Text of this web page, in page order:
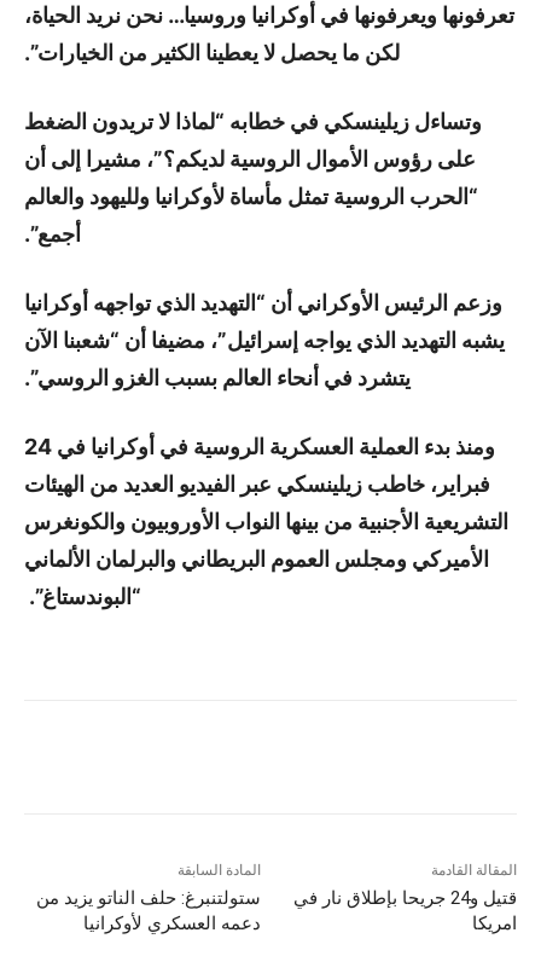
تعرفونها ويعرفونها في أوكرانيا وروسيا… نحن نريد الحياة،
لكن ما يحصل لا يعطينا الكثير من الخيارات”.
وتساءل زيلينسكي في خطابه “لماذا لا تريدون الضغط
على رؤوس الأموال الروسية لديكم؟”، مشيرا إلى أن
“الحرب الروسية تمثل مأساة لأوكرانيا ولليهود والعالم
أجمع”.
وزعم الرئيس الأوكراني أن “التهديد الذي تواجهه أوكرانيا
يشبه التهديد الذي يواجه إسرائيل”، مضيفا أن “شعبنا الآن
يتشرد في أنحاء العالم بسبب الغزو الروسي”.
ومنذ بدء العملية العسكرية الروسية في أوكرانيا في 24
فبراير، خاطب زيلينسكي عبر الفيديو العديد من الهيئات
التشريعية الأجنبية من بينها النواب الأوروبيون والكونغرس
الأميركي ومجلس العموم البريطاني والبرلمان الألماني
“البوندستاغ”.
المادة السابقة
ستولتنبرغ: حلف الناتو يزيد من
دعمه العسكري لأوكرانيا
المقالة القادمة
قتيل و24 جريحا بإطلاق نار في
امريكا